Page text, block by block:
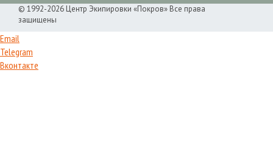
© 1992-2026 Центр Экипировки «Покров» Все права
защищены
Email
Telegram
Вконтакте